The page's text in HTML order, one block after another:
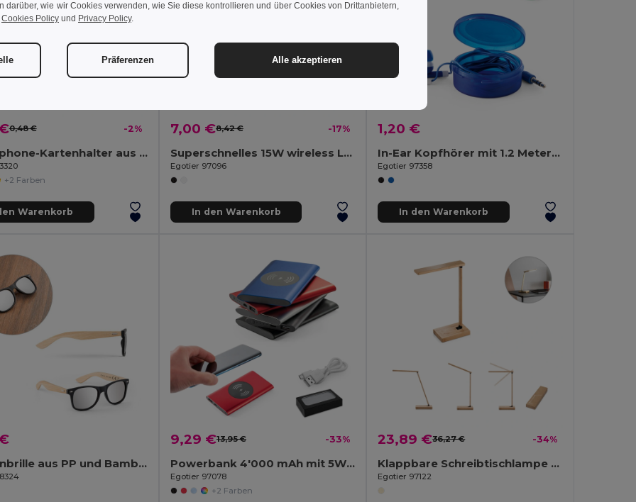
0,48 € -2%
Smartphone-Kartenhalter aus Silikon
+2 Farben
Warenkorb
7,00 €8,42 € -17%
Superschnelles 15W wireless Ladegerät aus Recyceltes ABS (100% rABS)
Egotier 97096
In den Warenkorb
1,20 €
In-Ear Kopfhörer mit 1.2 Meter langem Kabel aus ABS
Egotier 97358
In den Warenkorb
Sonnenbrille aus PP und Bambus
9,29 €13,95 € -33%
Powerbank 4'000 mAh mit 5W wireless Ladegerät aus Recyceltes Aluminium (100 % rAL)
Egotier 97078
+2 Farben
23,89 €36,27 € -34%
Klappbare Schreibtischlampe mit superschnellem kabellosem 15W-Ladegerät aus Bambus
Egotier 97122
darüber, wie wir Cookies verwenden, wie Sie diese kontrollieren und über Cookies von Drittanbietern,
Cookies Policy und Privacy Policy.
Präferenzen Alle akzeptieren